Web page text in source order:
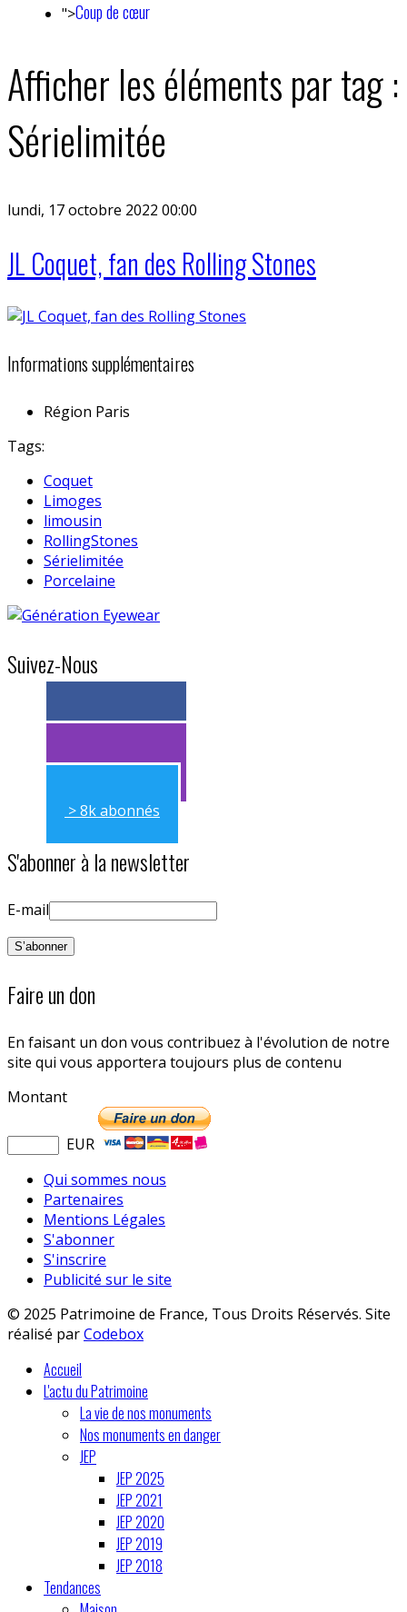
">Coup de cœur
Afficher les éléments par tag :
Sérielimitée
lundi, 17 octobre 2022 00:00
JL Coquet, fan des Rolling Stones
Informations supplémentaires
Région Paris
Tags:
Coquet
Limoges
limousin
RollingStones
Sérielimitée
Porcelaine
Suivez-Nous
> 11k abonnés
> 11k abonnés
> 8k abonnés
S'abonner à la newsletter
E-mail
Faire un don
En faisant un don vous contribuez à l'évolution de notre
site qui vous apportera toujours plus de contenu
Montant
EUR
Qui sommes nous
Partenaires
Mentions Légales
S'abonner
S'inscrire
Publicité sur le site
© 2025 Patrimoine de France, Tous Droits Réservés. Site
réalisé parCodebox
Accueil
L'actu du Patrimoine
La vie de nos monuments
Nos monuments en danger
JEP
JEP 2025
JEP 2021
JEP 2020
JEP 2019
JEP 2018
Tendances